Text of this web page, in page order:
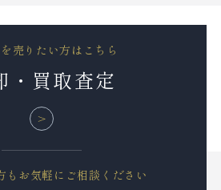
売りたい方はこちら
・買取査定
もお気軽にご相談ください